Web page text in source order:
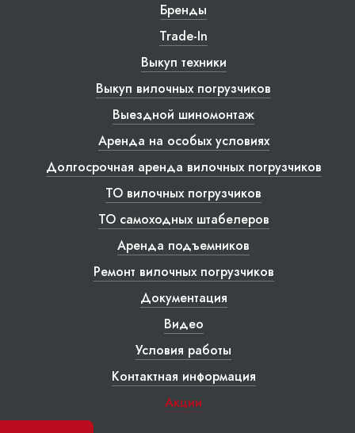
Бренды
Trade-In
Выкуп техники
Выкуп вилочных погрузчиков
Выездной шиномонтаж
Аренда на особых условиях
Долгосрочная аренда вилочных погрузчиков
ТО вилочных погрузчиков
ТО самоходных штабелеров
Аренда подъемников
Ремонт вилочных погрузчиков
Документация
Видео
Условия работы
Контактная информация
Акции